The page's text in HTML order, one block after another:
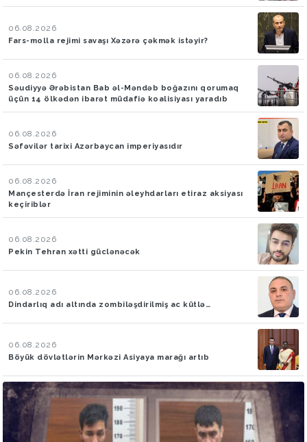
06.08.2026
Fars-molla rejimi savaşı Xəzərə çəkmək istəyir?
06.08.2026
Səudiyyə Ərəbistan Bab əl-Məndəb boğazını qorumaq
üçün 14 ölkədən ibarət müdafiə koalisiyası yaradıb
06.08.2026
Səfəvilər tarixi Azərbaycan imperiyasıdır
06.08.2026
Mançesterdə İran rejiminin əleyhdarları etiraz aksiyası
keçiriblər
06.08.2026
Pekin Tehran xətti güclənəcək
06.08.2026
Dindarlıq adı altında zombiləşdirilmiş ac kütlə…
06.08.2026
Böyük dövlətlərin Mərkəzi Asiyaya marağı artıb